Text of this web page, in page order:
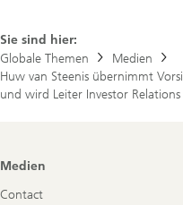
Sie sind hier:
Globale Themen
Medien
Huw van Steenis übernimmt
und wird Leiter Investor Relations
Footer
Medien
Contact